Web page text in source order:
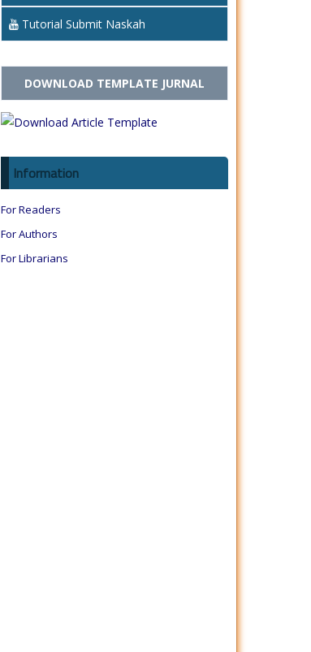
Tutorial Submit Naskah
DOWNLOAD TEMPLATE JURNAL
Information
For Readers
For Authors
For Librarians